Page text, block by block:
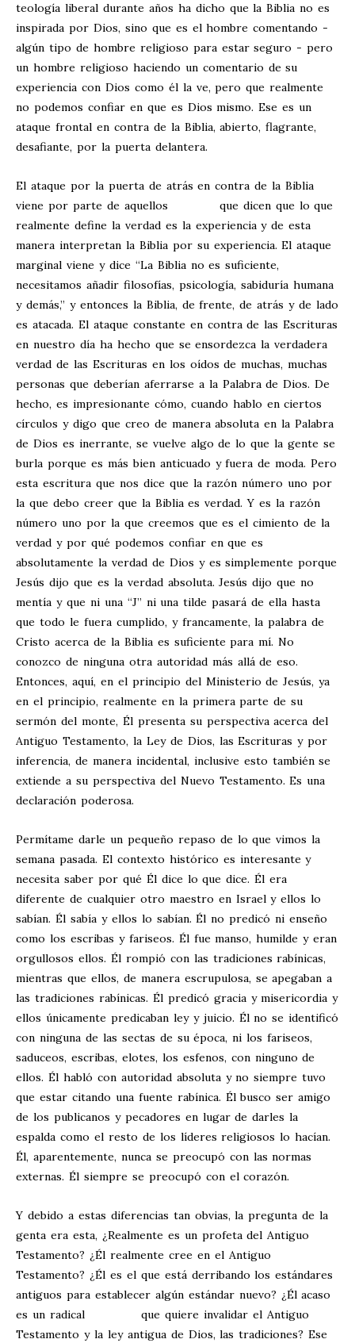
teología liberal durante años ha dicho que la Biblia no es
inspirada por Dios, sino que es el hombre comentando -
algún tipo de hombre religioso para estar seguro - pero
un hombre religioso haciendo un comentario de su
experiencia con Dios como él la ve, pero que realmente
no podemos confiar en que es Dios mismo. Ese es un
ataque frontal en contra de la Biblia, abierto, flagrante,
desafiante, por la puerta delantera.
El ataque por la puerta de atrás en contra de la Biblia
viene por parte de aquellos que dicen que lo que
realmente define la verdad es la experiencia y de esta
manera interpretan la Biblia por su experiencia. El ataque
marginal viene y dice “La Biblia no es suficiente,
necesitamos añadir filosofías, psicología, sabiduría humana
y demás,” y entonces la Biblia, de frente, de atrás y de lado
es atacada. El ataque constante en contra de las Escrituras
en nuestro día ha hecho que se ensordezca la verdadera
verdad de las Escrituras en los oídos de muchas, muchas
personas que deberían aferrarse a la Palabra de Dios. De
hecho, es impresionante cómo, cuando hablo en ciertos
círculos y digo que creo de manera absoluta en la Palabra
de Dios es inerrante, se vuelve algo de lo que la gente se
burla porque es más bien anticuado y fuera de moda. Pero
esta escritura que nos dice que la razón número uno por
la que debo creer que la Biblia es verdad. Y es la razón
número uno por la que creemos que es el cimiento de la
verdad y por qué podemos confiar en que es
absolutamente la verdad de Dios y es simplemente porque
Jesús dijo que es la verdad absoluta. Jesús dijo que no
mentía y que ni una “J” ni una tilde pasará de ella hasta
que todo le fuera cumplido, y francamente, la palabra de
Cristo acerca de la Biblia es suficiente para mí. No
conozco de ninguna otra autoridad más allá de eso.
Entonces, aquí, en el principio del Ministerio de Jesús, ya
en el principio, realmente en la primera parte de su
sermón del monte, Él presenta su perspectiva acerca del
Antiguo Testamento, la Ley de Dios, las Escrituras y por
inferencia, de manera incidental, inclusive esto también se
extiende a su perspectiva del Nuevo Testamento. Es una
declaración poderosa.
Permítame darle un pequeño repaso de lo que vimos la
semana pasada. El contexto histórico es interesante y
necesita saber por qué Él dice lo que dice. Él era
diferente de cualquier otro maestro en Israel y ellos lo
sabían. Él sabía y ellos lo sabían. Él no predicó ni enseño
como los escribas y fariseos. Él fue manso, humilde y eran
orgullosos ellos. Él rompió con las tradiciones rabínicas,
mientras que ellos, de manera escrupulosa, se apegaban a
las tradiciones rabínicas. Él predicó gracia y misericordia y
ellos únicamente predicaban ley y juicio. Él no se identificó
con ninguna de las sectas de su época, ni los fariseos,
saduceos, escribas, elotes, los esfenos, con ninguno de
ellos. Él habló con autoridad absoluta y no siempre tuvo
que estar citando una fuente rabínica. Él busco ser amigo
de los publicanos y pecadores en lugar de darles la
espalda como el resto de los líderes religiosos lo hacían.
Él, aparentemente, nunca se preocupó con las normas
externas. Él siempre se preocupó con el corazón.
Y debido a estas diferencias tan obvias, la pregunta de la
genta era esta, ¿Realmente es un profeta del Antiguo
Testamento? ¿Él realmente cree en el Antiguo
Testamento? ¿Él es el que está derribando los estándares
antiguos para establecer algún estándar nuevo? ¿Él acaso
es un radical que quiere invalidar el Antiguo
Testamento y la ley antigua de Dios, las tradiciones? Ese